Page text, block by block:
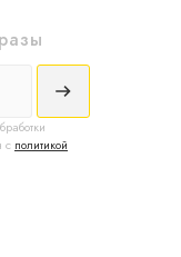
с политикой